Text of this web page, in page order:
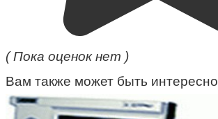
( Пока оценок нет )
Вам также может быть интересно